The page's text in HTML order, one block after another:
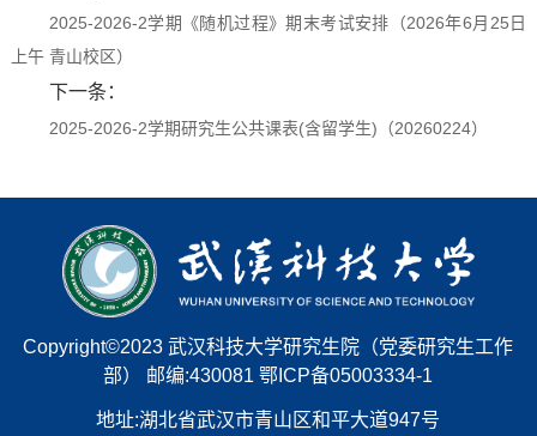
2025-2026-2学期《随机过程》期末考试安排（2026年6月25日
上午 青山校区）
下一条：
2025-2026-2学期研究生公共课表(含留学生)（20260224）
Copyright©2023 武汉科技大学研究生院（党委研究生工作
部） 邮编:430081 鄂ICP备05003334-1
地址:湖北省武汉市青山区和平大道947号